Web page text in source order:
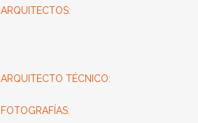
ARQUITECTOS:
ARQUITECTO TÉCNICO:
FOTOGRAFÍAS: